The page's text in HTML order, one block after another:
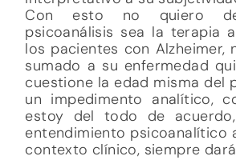
Con esto no quiero
psicoanálisis sea la terapia
los pacientes con Alzheimer,
sumado a su enfermedad
cuestione la edad misma del
un impedimento analítico,
estoy del todo de
entendimiento psicoanalítico
contexto clínico, siempre